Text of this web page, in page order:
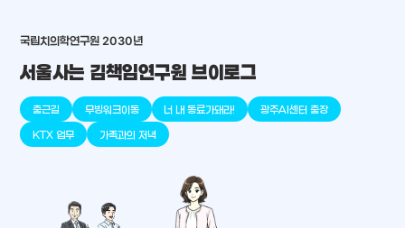
arrow_selector_tool
place
천안
place
세종
place
판교
place
오송
place
대덕
place
원주
국립치의학연구원 2030년
서울사는 김책임연구원 브이로그
출근길 무빙워크이동 너 내 동료가돼라! 광주AI센터 출장
KTX 업무 가족과의 저녁